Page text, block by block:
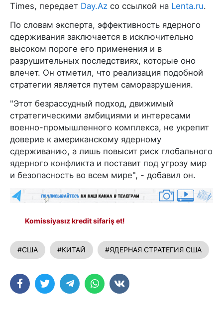
Times, передает Day.Az со ссылкой на Lenta.ru.
По словам эксперта, эффективность ядерного
сдерживания заключается в исключительно
высоком пороге его применения и в
разрушительных последствиях, которые оно
влечет. Он отметил, что реализация подобной
стратегии является путем саморазрушения.
"Этот безрассудный подход, движимый
стратегическими амбициями и интересами
военно-промышленного комплекса, не укрепит
доверие к американскому ядерному
сдерживанию, а лишь повысит риск глобального
ядерного конфликта и поставит под угрозу мир
и безопасность во всем мире", - добавил он.
Komissiyasız kredit sifariş et!
#США #КИТАЙ #ЯДЕРНАЯ СТРАТЕГИЯ США